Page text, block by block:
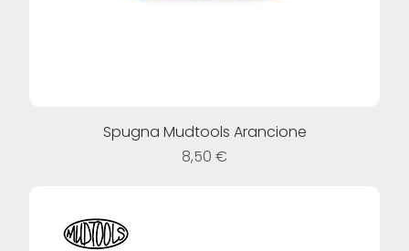
Spugna Mudtools Arancione
Prezzo
8,50 €